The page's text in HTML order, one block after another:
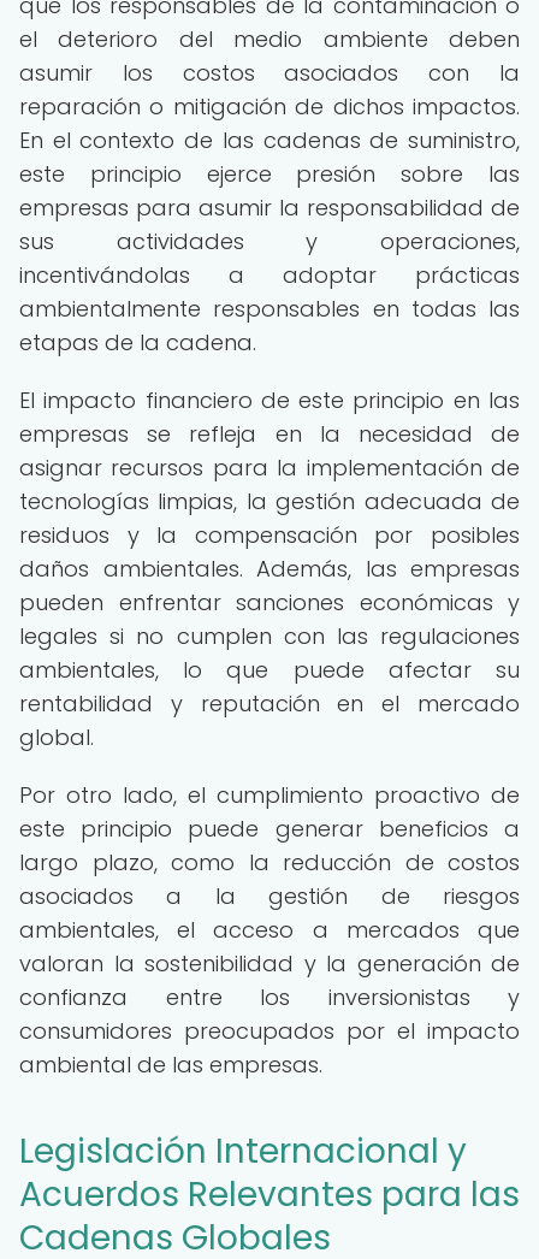
el deterioro del medio ambiente deben
asumir los costos asociados con la
reparación o mitigación de dichos impactos.
En el contexto de las cadenas de suministro,
este principio ejerce presión sobre las
empresas para asumir la responsabilidad de
sus actividades y operaciones,
incentivándolas a adoptar prácticas
ambientalmente responsables en todas las
etapas de la cadena.
El impacto financiero de este principio en las
empresas se refleja en la necesidad de
asignar recursos para la implementación de
tecnologías limpias, la gestión adecuada de
residuos y la compensación por posibles
daños ambientales. Además, las empresas
pueden enfrentar sanciones económicas y
legales si no cumplen con las regulaciones
ambientales, lo que puede afectar su
rentabilidad y reputación en el mercado
global.
Por otro lado, el cumplimiento proactivo de
este principio puede generar beneficios a
largo plazo, como la reducción de costos
asociados a la gestión de riesgos
ambientales, el acceso a mercados que
valoran la sostenibilidad y la generación de
confianza entre los inversionistas y
consumidores preocupados por el impacto
ambiental de las empresas.
Legislación Internacional y
Acuerdos Relevantes para las
Cadenas Globales